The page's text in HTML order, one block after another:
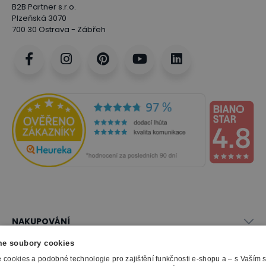
B2B Partner s.r.o.
Plzeňská 3070
700 30 Ostrava - Zábřeh
NAKUPOVÁNÍ
Vše o nákupu
Obchodní podmínky
SLUŽBY
soubory cookies
cookies a podobné technologie pro zajištění funkčnosti e-shopu a – s Vaším